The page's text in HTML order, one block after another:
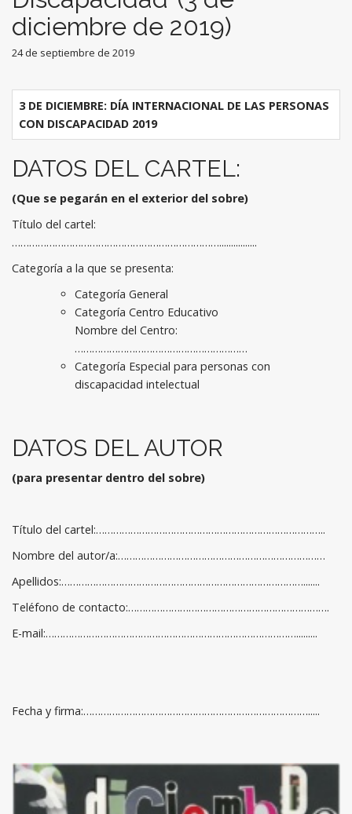
diciembre de 2019)
24 de septiembre de 2019
3 DE DICIEMBRE: DÍA INTERNACIONAL DE LAS PERSONAS
CON DISCAPACIDAD 2019
DATOS DEL CARTEL:
(Que se pegarán en el exterior del sobre)
Título del cartel:
………………………………………………………………................
Categoría a la que se presenta:
Categoría General
Categoría Centro Educativo
Nombre del Centro:
……………………………………………………
Categoría Especial para personas con
discapacidad intelectual
DATOS DEL AUTOR
(para presentar dentro del sobre)
Título del cartel:……………………………………………………………………..
Nombre del autor/a:………………………………………………………………
Apellidos:………………………………………………………………………….......
Teléfono de contacto:…………………………………………………………….
E-mail:…………………………………………………………………………….........
Fecha y firma:…………………………………………………………………….....